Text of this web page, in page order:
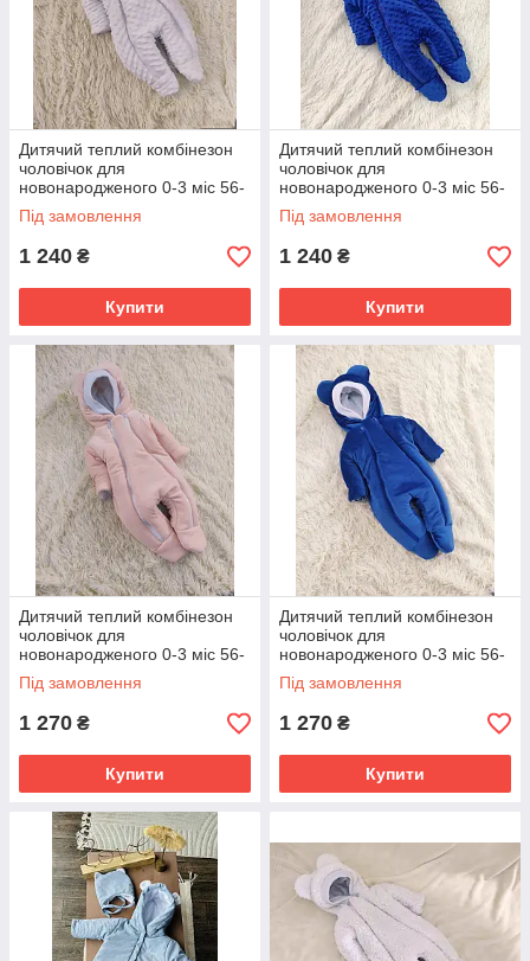
Дитячий теплий комбінезон
чоловічок для
новонародженого 0-3 міс 56-
62 см Зима Весна Осінь
Під замовлення
1 240 ₴
Купити
Дитячий теплий комбінезон
чоловічок для
новонародженого 0-3 міс 56-
62 см Зима Весна Осінь
Під замовлення
1 240 ₴
Купити
Дитячий теплий комбінезон
чоловічок для
новонародженого 0-3 міс 56-
62 см Зима Весна Осінь
Під замовлення
1 270 ₴
Купити
Дитячий теплий комбінезон
чоловічок для
новонародженого 0-3 міс 56-
62 см Зима Весна Осінь
Під замовлення
1 270 ₴
Купити